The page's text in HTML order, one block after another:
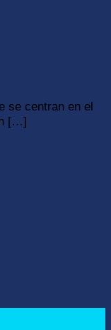
se centran en el
[…]